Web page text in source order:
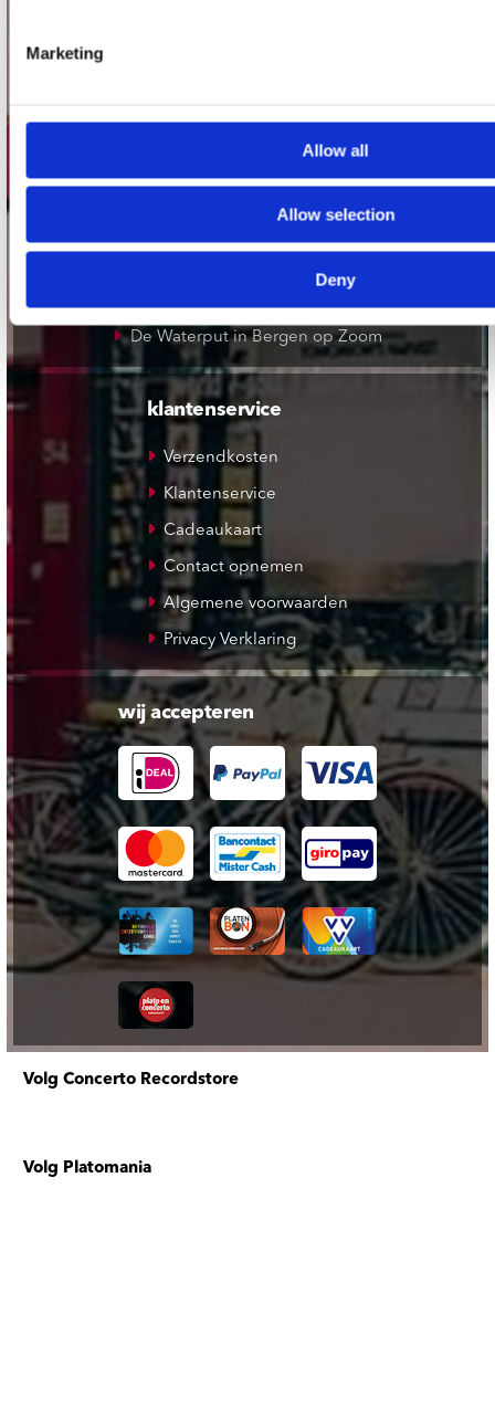
Marketing
Allow all
Allow selection
Deny
Plato Utrecht
Plato Deventer
De Waterput in Bergen op Zoom
klantenservice
Verzendkosten
Klantenservice
Cadeaukaart
Contact opnemen
Algemene voorwaarden
Privacy Verklaring
wij accepteren
Volg Concerto Recordstore
Volg Platomania